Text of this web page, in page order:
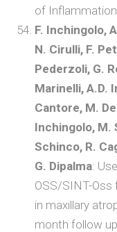
of
F. Inchingolo,
N. Cirulli, F.
Pederzoli, G.
Marinelli, A.D.
Cantore, M.
Inchingolo, M.
Schinco, R.
G. Dipalma:
OSS/SINT-
in maxillary
month follow